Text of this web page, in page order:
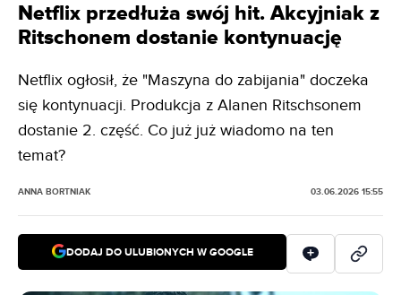
Netflix przedłuża swój hit. Akcyjniak z
Ritschonem dostanie kontynuację
Netflix ogłosił, że "Maszyna do zabijania" doczeka
się kontynuacji. Produkcja z Alanen Ritschsonem
dostanie 2. część. Co już już wiadomo na ten
temat?
ANNA BORTNIAK 03.06.2026 15:55
DODAJ DO ULUBIONYCH W GOOGLE